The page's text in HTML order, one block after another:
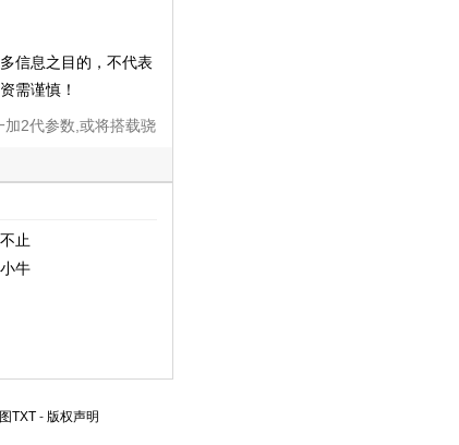
信息之目的，不代表
需谨慎！
加2代参数,或将搭载骁
止
牛
TXT- 版权声明